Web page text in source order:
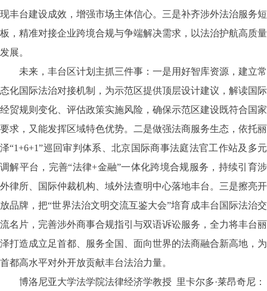
现丰台建设成效，增强市场主体信心。三是补齐涉外法治服务短
板，精准对接企业跨境合规与争端解决需求，以法治护航高质量
发展。
未来，丰台区计划主抓三件事：一是用好智库资源，建立常
态化国际法治对接机制，为示范区提供顶层设计建议，解读国际
经贸规则变化、评估政策实施风险，确保示范区建设既符合国家
要求，又能发挥区域特色优势。二是做强法商服务生态，依托丽
泽“1+6+1”巡回审判体系、北京国际商事法庭法官工作站及多元
调解平台，完善“法律+金融”一体化跨境合规服务，持续引育涉
外律所、国际仲裁机构、域外法查明中心落地丰台。三是擦亮开
放品牌，把“世界法治文明交流互鉴大会”培育成丰台国际法治交
流名片，完善涉外商事合规指引与双语诉讼服务，全力将丰台丽
泽打造成立足首都、服务全国、面向世界的法商融合新高地，为
首都高水平对外开放贡献丰台法治力量。
博洛尼亚大学法学院法律经济学教授 里卡尔多·莱昂奇尼：